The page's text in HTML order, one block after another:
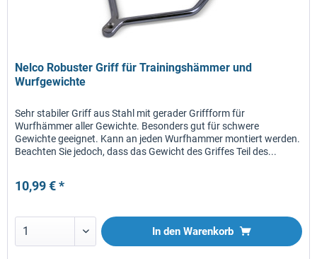
Nelco Robuster Griff für Trainingshämmer und
Wurfgewichte
Sehr stabiler Griff aus Stahl mit gerader Griffform für
Wurfhämmer aller Gewichte. Besonders gut für schwere
Gewichte geeignet. Kann an jeden Wurfhammer montiert werden.
Beachten Sie jedoch, dass das Gewicht des Griffes Teil des...
10,99 € *
In den Warenkorb